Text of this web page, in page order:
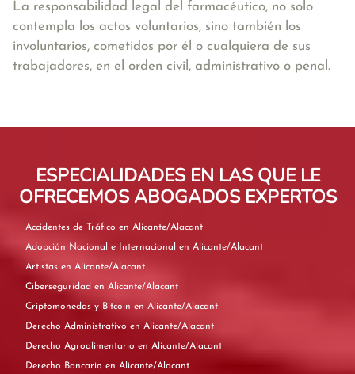
La responsabilidad legal del farmacéutico, no solo
contempla los actos voluntarios, sino también los
involuntarios, cometidos por él o cualquiera de sus
trabajadores, en el orden civil, administrativo o penal .
ESPECIALIDADES EN LAS QUE LE
OFRECEMOS ABOGADOS EXPERTOS
Accidentes de Tráfico en Alicante/Alacant
Adopción Nacional e Internacional en Alicante/Alacant
Artistas en Alicante/Alacant
Ciberseguridad en Alicante/Alacant
Criptomonedas y Bitcoin en Alicante/Alacant
Derecho Administrativo en Alicante/Alacant
Derecho Agroalimentario en Alicante/Alacant
Derecho Bancario en Alicante/Alacant